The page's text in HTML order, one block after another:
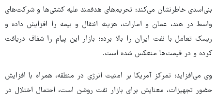
بنی‌اسدی خاطرنشان می‌کند: تحریم‌های هدفمند علیه کشتی‌ها و شرکت‌های
واسط در هند، عمان و امارات، هزینه انتقال و بیمه را افزایش داده و
ریسک تعامل با نفت ایران را بالا برده؛ بازار این پیام را شفاف دریافت
کرده و در قیمت‌ها منعکس شده است.
وی می‌افزاید: تمرکز آمریکا بر امنیت انرژی در منطقه، همراه با افزایش
حضور تجهیزات، معنایش برای بازار نفت روشن است، احتمال اختلال در